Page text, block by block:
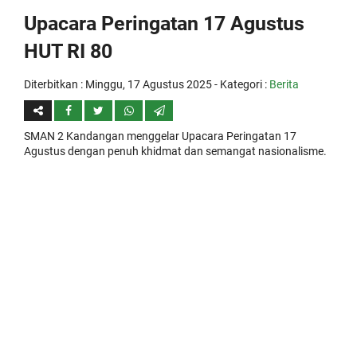
Upacara Peringatan 17 Agustus
HUT RI 80
Diterbitkan : Minggu, 17 Agustus 2025- Kategori : Berita
SMAN 2 Kandangan menggelar Upacara Peringatan 17
Agustus dengan penuh khidmat dan semangat nasionalisme.